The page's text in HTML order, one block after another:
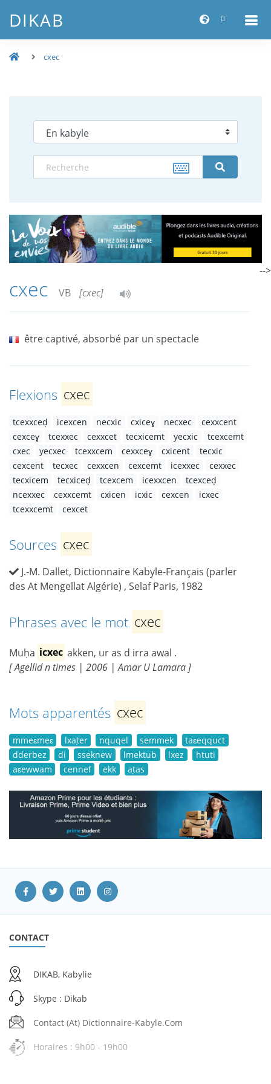
DIKAB
cxec
cxec VB [cxec]
être captivé, absorbé par un spectacle
Flexions cxec
tcexxceḍ icexcen necxic cxiceɣ necxec
cexxcent
cexceɣ
tcexxec cexxcet tecxicemt yecxic
tcexcemt
cxec
yecxec tcexxcem cexxceɣ cxicent
tecxic
cexcent
tecxec cexxcen cexcemt icexxec
cexxec
tecxicem
tecxiceḍ tcexcem icexxcen
tcexceḍ
ncexxec
cexxcemt cxicen icxic cexcen
icxec
tcexxcemt
cexcet
Sources cxec
J.-M. Dallet, Dictionnaire Kabyle-Français (parler
des At Mengellat Algérie) , Selaf Paris, 1982
Phrases avec le mot cxec
Muḥa icxec akken, ur as d irra awal .
[ Agellid n times | 2006 | Amar U Lamara ]
Mots apparentés cxec
mmeɛmeɛ lxaṭer nquqel semmek
taɛeqquct
dderbez
di sseknew lmektub lxez
htuti
aɛewwam
cennef ekk aṭas
-->
CONTACT
DIKAB, Kabylie
Skype : Dikab
Contact (at) Dictionnaire-Kabyle.com
Horaires : 9h00 - 19h00